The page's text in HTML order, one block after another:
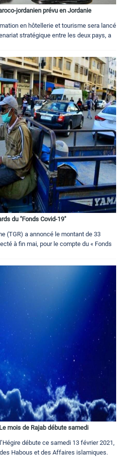
jordanien prévu en Jordanie
en hôtellerie et tourisme sera lancé
stratégique entre les deux pays, a
du "Fonds Covid-19"
(TGR) a annoncé le montant de 33
à fin mai, pour le compte du « Fonds
mois de Rajab débute samedi
débute ce samedi 13 février 2021,
Habous et des Affaires islamiques.